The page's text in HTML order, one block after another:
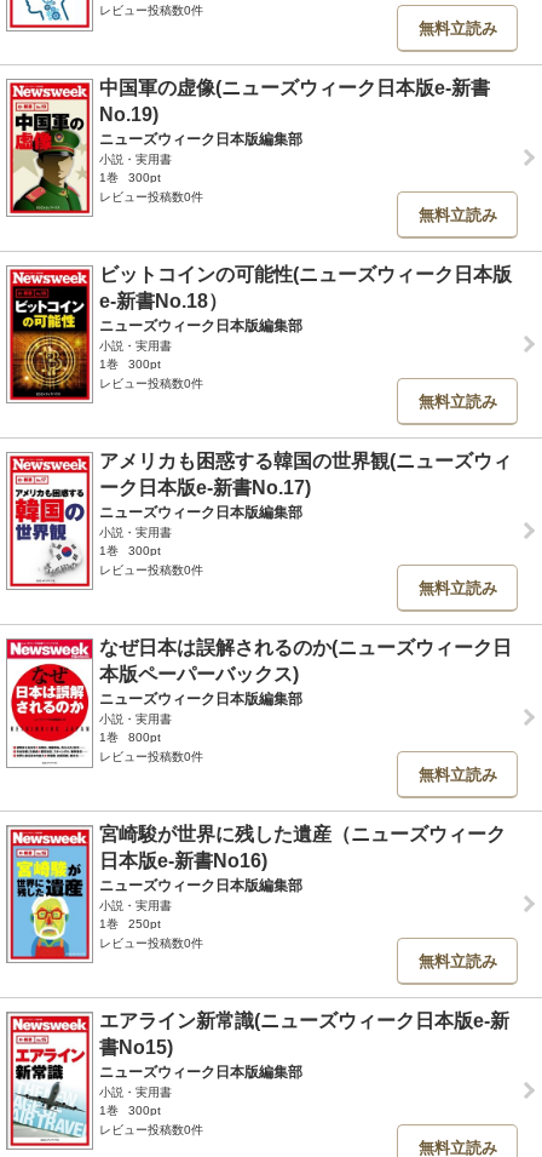
レビュー投稿数0件
無料立読み
中国軍の虚像(ニューズウィーク日本版e-新書
No.19)
ニューズウィーク日本版編集部
小説・実用書
1巻
300pt
レビュー投稿数0件
無料立読み
ビットコインの可能性(ニューズウィーク日本版
e-新書No.18）
ニューズウィーク日本版編集部
小説・実用書
1巻
300pt
レビュー投稿数0件
無料立読み
アメリカも困惑する韓国の世界観(ニューズウィ
ーク日本版e-新書No.17)
ニューズウィーク日本版編集部
小説・実用書
1巻
300pt
レビュー投稿数0件
無料立読み
なぜ日本は誤解されるのか(ニューズウィーク日
本版ペーパーバックス)
ニューズウィーク日本版編集部
小説・実用書
1巻
800pt
レビュー投稿数0件
無料立読み
宮崎駿が世界に残した遺産（ニューズウィーク
日本版e-新書No16)
ニューズウィーク日本版編集部
小説・実用書
1巻
250pt
レビュー投稿数0件
無料立読み
エアライン新常識(ニューズウィーク日本版e-新
書No15)
ニューズウィーク日本版編集部
小説・実用書
1巻
300pt
レビュー投稿数0件
無料立読み